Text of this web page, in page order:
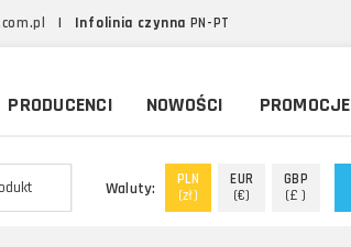
| Infolinia czynna PN-PT
PRODUCENCI NOWOŚCI PROMOCJE
Waluty:
PLN
(zł)
EUR
(€)
GBP
(£ )